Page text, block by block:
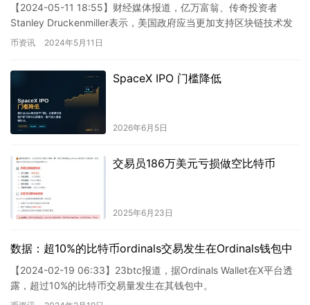
【2024-05-11 18:55】财经媒体报道，亿万富翁、传奇投资者
Stanley Druckenmiller表示，美国政府应当更加支持区块链技术发
展。他表示：“如今，区块链、人…
币资讯 2024年5月11日
SpaceX IPO 门槛降低
2026年6月5日
交易员186万美元亏损做空比特币
2025年6月23日
数据：超10%的比特币ordinals交易发生在Ordinals钱包中
【2024-02-19 06:33】23btc报道，据Ordinals Wallet在X平台透
露，超过10%的比特币交易量发生在其钱包中。